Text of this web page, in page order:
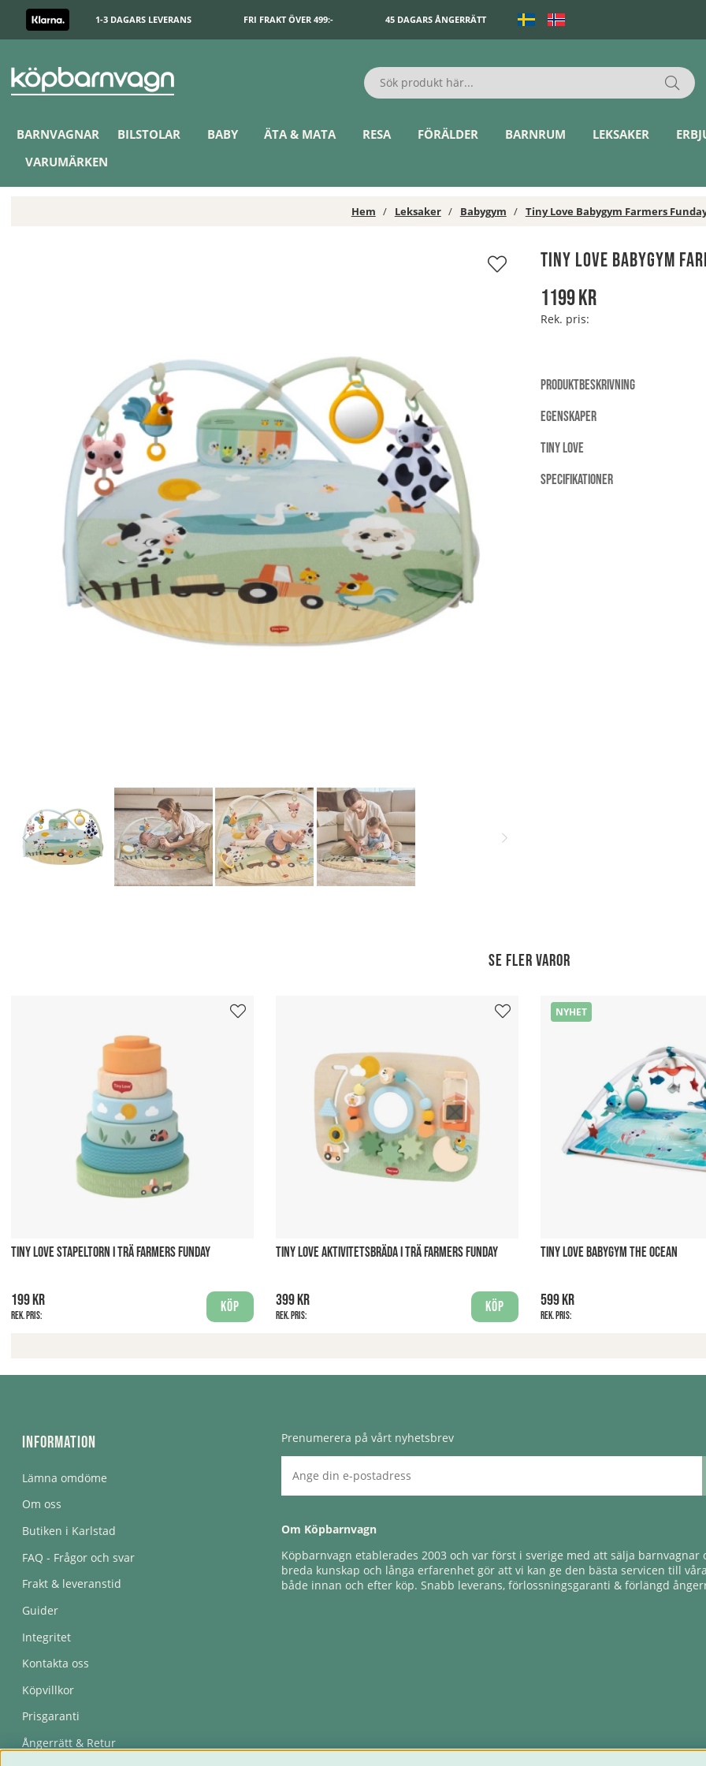
1-3 DAGARS LEVERANS FRI FRAKT ÖVER 499:- 45 DAGARS ÅNGERRÄTT
BARNVAGNAR BILSTOLAR BABY ÄTA & MATA RESA FÖRÄLDER BARNRUM LEKSAKER
VARUMÄRKEN
Hem Leksaker Babygym Tiny Love Babygym Farmers
Tiny Love Babygym
1199kr
Rek. pris:
PRODUKTBESKRIVNING
EGENSKAPER
TINY LOVE
SPECIFIKATIONER
Se fler varor
TINY LOVE STAPELTORN I TRÄ FARMERS FUNDAY
199 kr
Rek. pris:
Köp
TINY LOVE AKTIVITETSBRÄDA I TRÄ FARMERS FUNDAY
399 kr
Rek. pris:
Köp
NYHET
TINY LOVE BABYGYM THE OCEAN
599 kr
Rek. pris:
Information
Lämna omdöme
Om oss
Butiken i Karlstad
FAQ - Frågor och svar
Frakt & leveranstid
Guider
Integritet
Kontakta oss
Köpvillkor
Prisgaranti
Ångerrätt & Retur
Prenumerera på vårt nyhetsbrev
Om Köpbarnvagn
Köpbarnvagn etablerades 2003 och var först i sverige med att sälja barnvagnar
breda kunskap och långa erfarenhet gör att vi kan ge den bästa servicen till
både innan och efter köp. Snabb leverans, förlossningsgaranti & förlängd